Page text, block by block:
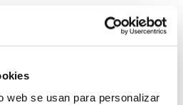
web se usan para personalizar